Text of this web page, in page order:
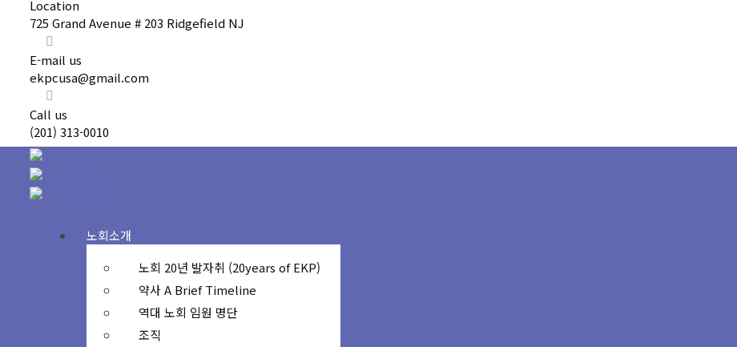
Location
725 Grand Avenue # 203 Ridgefield NJ
E-mail us
ekpcusa@gmail.com
Call us
(201) 313-0010
노회소개
노회 20년 발자취 (20years of EKP)
약사 A Brief Timeline
역대 노회 임원 명단
조직